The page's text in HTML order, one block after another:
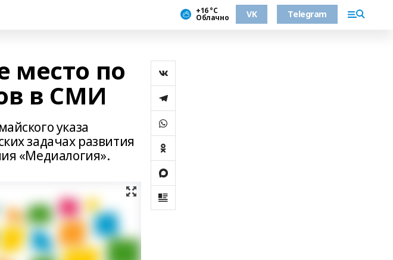
+16 °С
Облачно VK Telegram
место по
в СМИ
указа
задачах развития
«Медиалогия».